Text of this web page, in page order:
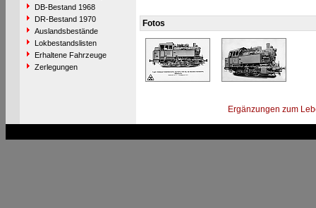
DB-Bestand 1968
DR-Bestand 1970
Auslandsbestände
Lokbestandslisten
Erhaltene Fahrzeuge
Zerlegungen
Fotos
Ergänzungen zum